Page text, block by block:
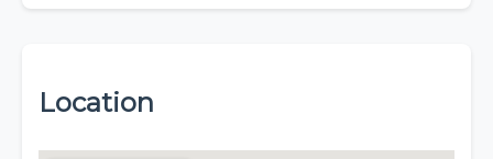
Location